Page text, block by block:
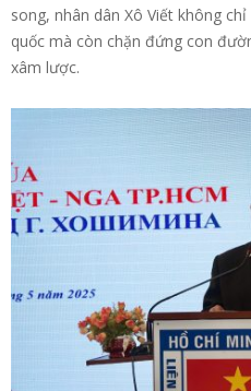
song, nhân dân Xô Viết không
quốc mà còn chặn đứng con
xâm lược.